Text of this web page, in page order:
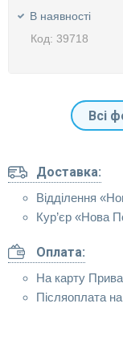
В наявності
Код: 39718
Всі
Доставка:
Відділення
Кур’єр «Нова
Оплата:
На карту
Післяоплата